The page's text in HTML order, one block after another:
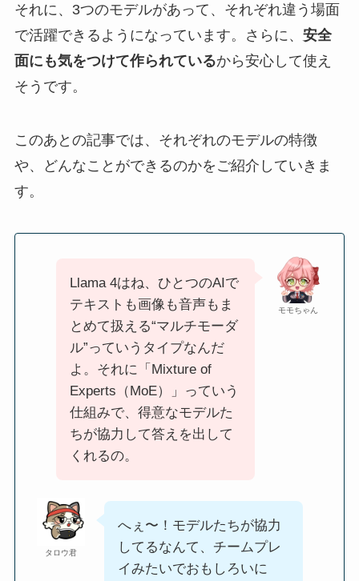
それに、3つのモデルがあって、それぞれ違う場面
で活躍できるようになっています。さらに、 安全
面にも気をつけて作られているから安心して使え
そうです。
このあとの記事では、それぞれのモデルの特徴
や、どんなことができるのかをご紹介していきま
す。
モモちゃん
Llama 4はね、ひとつのAIで
テキストも画像も音声もま
とめて扱える“マルチモーダ
ル”っていうタイプなんだ
よ。それに「Mixture of
Experts（MoE）」っていう
仕組みで、得意なモデルた
ちが協力して答えを出して
くれるの。
タロウ君
へぇ〜！モデルたちが協力
してるなんて、チームプレ
イみたいでおもしろいに